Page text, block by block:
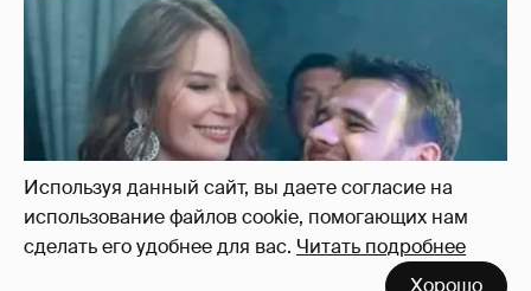
Используя данный сайт, вы даете согласие на
использование файлов cookie, помогающих нам
сделать его удобнее для вас. Читать подробнее
Хорошо